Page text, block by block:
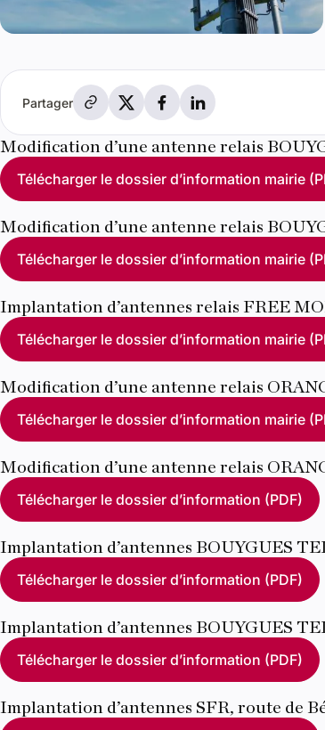
PartagerPartager par e-mail
Partager sur X
Partager sur Facebook
Partager sur LinkedIn
Modification d’une antenne relais
Télécharger le dossier d’information mairie
Modification d’une antenne relais
Télécharger le dossier d’information mairie
Implantation d’antennes relais FREE
Télécharger le dossier d’information mairie
Modification d’une antenne relais
Télécharger le dossier d’information mairie
Modification d’une antenne relais
Télécharger le dossier d’information (PDF)
Implantation d’antennes BOUYGUES
Télécharger le dossier d’information (PDF)
Implantation d’antennes BOUYGUES
Télécharger le dossier d’information (PDF)
Implantation d’antennes SFR, route de